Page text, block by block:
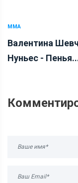
ММА
Валентина
Нуньес -